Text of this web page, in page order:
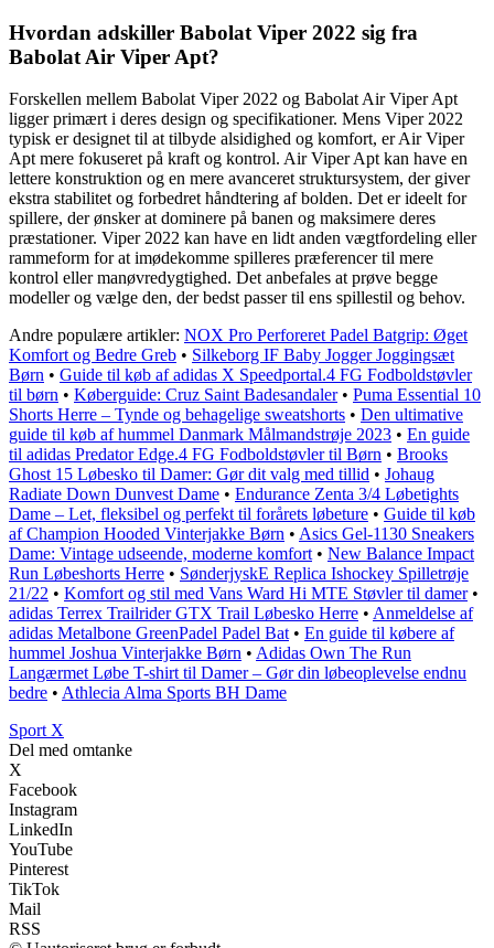
Hvordan adskiller Babolat Viper 2022 sig fra
Babolat Air Viper Apt?
Forskellen mellem Babolat Viper 2022 og Babolat Air Viper Apt
ligger primært i deres design og specifikationer. Mens Viper 2022
typisk er designet til at tilbyde alsidighed og komfort, er Air Viper
Apt mere fokuseret på kraft og kontrol. Air Viper Apt kan have en
lettere konstruktion og en mere avanceret struktursystem, der giver
ekstra stabilitet og forbedret håndtering af bolden. Det er ideelt for
spillere, der ønsker at dominere på banen og maksimere deres
præstationer. Viper 2022 kan have en lidt anden vægtfordeling eller
rammeform for at imødekomme spilleres præferencer til mere
kontrol eller manøvredygtighed. Det anbefales at prøve begge
modeller og vælge den, der bedst passer til ens spillestil og behov.
Andre populære artikler: NOX Pro Perforeret Padel Batgrip: Øget
Komfort og Bedre Greb • Silkeborg IF Baby Jogger Joggingsæt
Børn • Guide til køb af adidas X Speedportal.4 FG Fodboldstøvler
til børn • Køberguide: Cruz Saint Badesandaler• Puma Essential 10
Shorts Herre – Tynde og behagelige sweatshorts • Den ultimative
guide til køb af hummel Danmark Målmandstrøje 2023 • En guide
til adidas Predator Edge.4 FG Fodboldstøvler til Børn • Brooks
Ghost 15 Løbesko til Damer: Gør dit valg med tillid • Johaug
Radiate Down Dunvest Dame • Endurance Zenta 3/4 Løbetights
Dame – Let, fleksibel og perfekt til forårets løbeture • Guide til køb
af Champion Hooded Vinterjakke Børn • Asics Gel-1130 Sneakers
Dame: Vintage udseende, moderne komfort• New Balance Impact
Run Løbeshorts Herre • SønderjyskE Replica Ishockey Spilletrøje
21/22 • Komfort og stil med Vans Ward Hi MTE Støvler til damer•
adidas Terrex Trailrider GTX Trail Løbesko Herre • Anmeldelse af
adidas Metalbone GreenPadel Padel Bat• En guide til købere af
hummel Joshua Vinterjakke Børn • Adidas Own The Run
Langærmet Løbe T-shirt til Damer – Gør din løbeoplevelse endnu
bedre • Athlecia Alma Sports BH Dame
Sport X
Del med omtanke
X
Facebook
Instagram
LinkedIn
YouTube
Pinterest
TikTok
Mail
RSS